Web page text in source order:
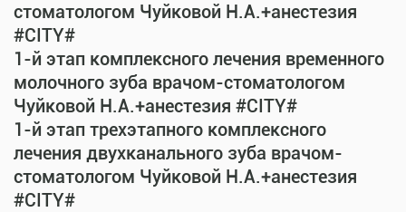
стоматологом Чуйковой Н.А.+анестезия
#CITY#
1-й этап комплексного лечения временного
молочного зуба врачом-стоматологом
Чуйковой Н.А.+анестезия #CITY#
1-й этап трехэтапного комплексного
лечения двухканального зуба врачом-
стоматологом Чуйковой Н.А.+анестезия
#CITY#